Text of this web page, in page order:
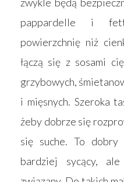
pappardelle i
powierzchnię niż
łączą się z sosami
grzybowych,
i mięsnych. Szeroka
żeby dobrze się
się suche. To
bardziej sycący,